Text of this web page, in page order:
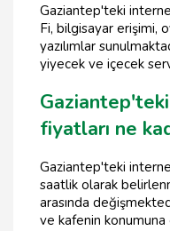
Gaziantep'teki
Fi, bilgisayar erişimi,
yazılımlar
yiyecek ve içecek
fiyatları ne
Gaziantep'teki
saatlik olarak
arasında
ve kafenin konumuna